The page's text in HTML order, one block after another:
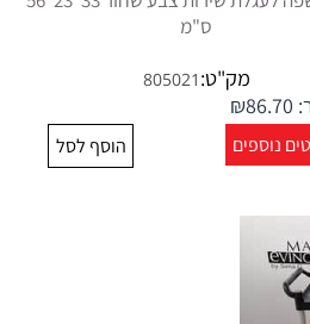
ס"מ
מק"ט: 805021
₪86.70
נוספים הוסף לסל